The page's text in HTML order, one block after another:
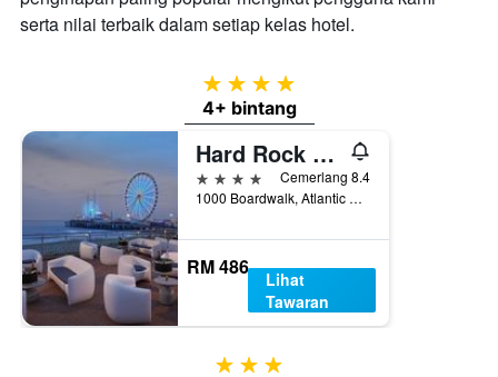
serta nilai terbaik dalam setiap kelas hotel.
4 bintang
4+ bintang
Hard Rock Hotel & Casino Atlantic City
4 bintang
Cemerlang 8.4
1000 Boardwalk, Atlantic City, NJ, Amerika Syarikat
RM 486
Lihat
Tawaran
3 bintang